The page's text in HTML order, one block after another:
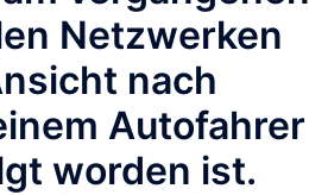
Netzwerken
nach
Autofahrer
worden ist.